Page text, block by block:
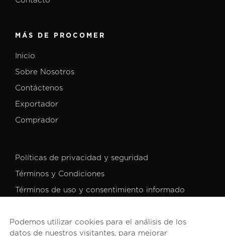
MÁS DE PROCOMER
Inicio
Sobre Nosotros
Contáctenos
Exportador
Comprador
Políticas de privacidad y seguridad
Términos y Condiciones
Términos de uso y consentimiento informado
Podemos utilizar cookies para el análisis de los
datos de nuestros visitantes, para mejorar